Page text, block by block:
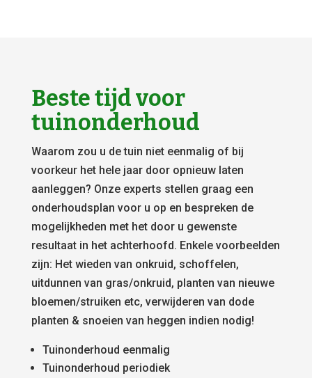
Beste tijd voor
tuinonderhoud
Waarom zou u de tuin niet eenmalig of bij
voorkeur het hele jaar door opnieuw laten
aanleggen? Onze experts stellen graag een
onderhoudsplan voor u op en bespreken de
mogelijkheden met het door u gewenste
resultaat in het achterhoofd. Enkele voorbeelden
zijn: Het wieden van onkruid, schoffelen,
uitdunnen van gras/onkruid, planten van nieuwe
bloemen/struiken etc, verwijderen van dode
planten & snoeien van heggen indien nodig!
Tuinonderhoud eenmalig
Tuinonderhoud periodiek